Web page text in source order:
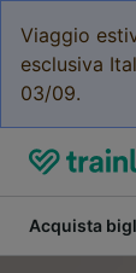
Viaggio
esclusiva
03/09.
Acquista